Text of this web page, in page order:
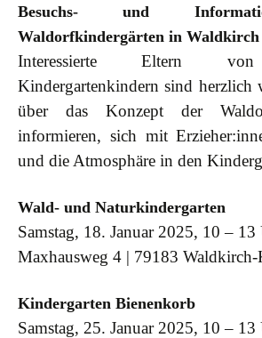
Besuchs- und
Waldorfkindergärten in Waldkirch
Interessierte Eltern von
Kindergartenkindern sind herzlich
über das Konzept der
informieren, sich mit
und die Atmosphäre in den
Wald- und Naturkindergarten
Samstag, 18. Januar 2025, 10 – 13
Maxhausweg 4 | 79183
Kindergarten Bienenkorb
Samstag, 25. Januar 2025, 10 – 13